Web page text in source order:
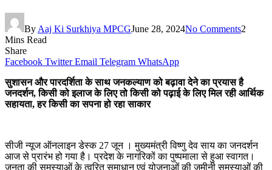
By Aaj Ki Surkhiya MPCGJune 28, 2024No Comments2
Mins Read
Share
Facebook Twitter Email Telegram WhatsApp
सुशासन और पारदर्शिता के साथ जनकल्याण को बढ़ावा देने का प्रयास है
जनदर्शन, किसी को इलाज के लिए तो किसी को पढ़ाई के लिए मिल रही आर्थिक
सहायता, हर किसी का सपना हो रहा साकार
सीजी न्यूज ऑनलाइन डेस्क 27 जून । मुख्यमंत्री विष्णु देव साय का जनदर्शन
आज से प्रारंभ हो गया है। प्रदेश के नागरिकों का पुष्पमाला से हुआ स्वागत।
जनता की समस्याओं के त्वरित समाधान एवं योजनाओं की ज़मीनी समस्याओं की